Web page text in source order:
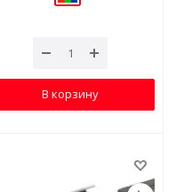
В корзину